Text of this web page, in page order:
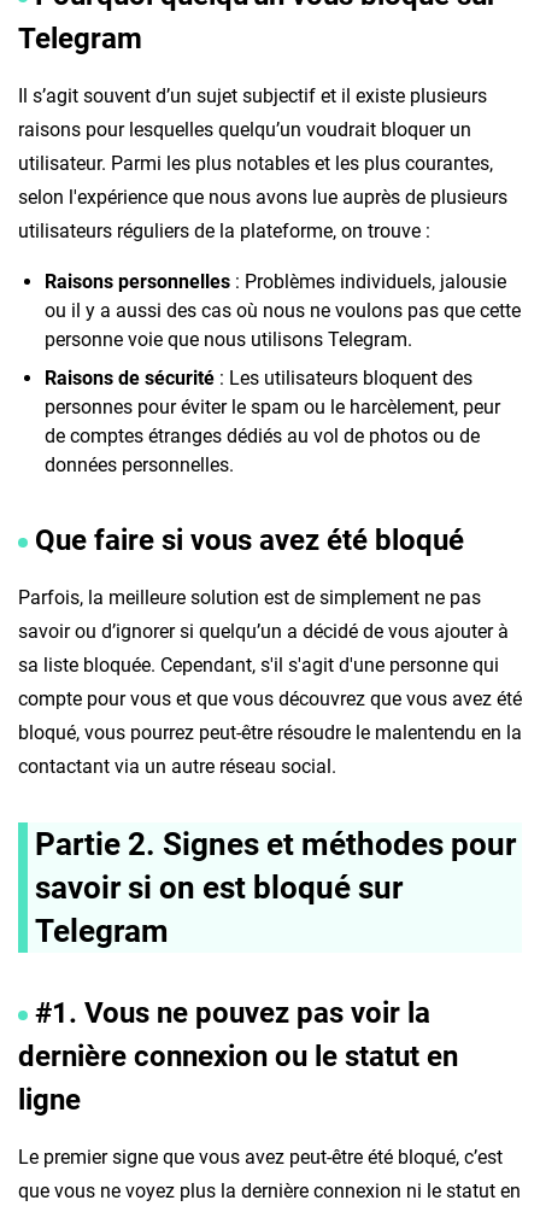
Telegram
Il s’agit souvent d’un sujet subjectif et il existe plusieurs
raisons pour lesquelles quelqu’un voudrait bloquer un
utilisateur. Parmi les plus notables et les plus courantes,
selon l'expérience que nous avons lue auprès de plusieurs
utilisateurs réguliers de la plateforme, on trouve :
Raisons personnelles : Problèmes individuels, jalousie
ou il y a aussi des cas où nous ne voulons pas que cette
personne voie que nous utilisons Telegram.
Raisons de sécurité : Les utilisateurs bloquent des
personnes pour éviter le spam ou le harcèlement, peur
de comptes étranges dédiés au vol de photos ou de
données personnelles.
Que faire si vous avez été bloqué
Parfois, la meilleure solution est de simplement ne pas
savoir ou d’ignorer si quelqu’un a décidé de vous ajouter à
sa liste bloquée. Cependant, s'il s'agit d'une personne qui
compte pour vous et que vous découvrez que vous avez été
bloqué, vous pourrez peut-être résoudre le malentendu en la
contactant via un autre réseau social.
Partie 2. Signes et méthodes pour
savoir si on est bloqué sur
Telegram
#1. Vous ne pouvez pas voir la
dernière connexion ou le statut en
ligne
Le premier signe que vous avez peut-être été bloqué, c’est
que vous ne voyez plus la dernière connexion ni le statut en